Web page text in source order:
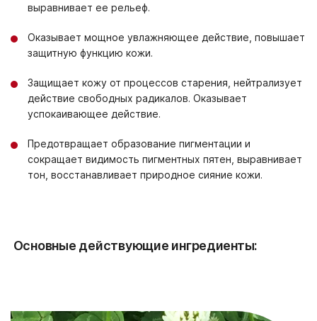
GLUCOSIDE, HYDROXYETHYLCELLULOSE, CARBOMER, POTASSIUM
EUGENOL, HYDROXYCITRONELLAL, BENZYL SALICYLATE,
COUMARIN, LINALOOL, BENZYL BENZOATE, LIMONENE, ALPHA-
ISOMETHYL IONONE, DISODIUM PHOSPHATE, CITRIC ACID,
SEED OIL
выравнивает ее рельеф.
Оказывает мощное увлажняющее действие, повышает
защитную функцию кожи.
Защищает кожу от процессов старения, нейтрализует
действие свободных радикалов. Оказывает
успокаивающее действие.
Предотвращает образование пигментации и
сокращает видимость пигментных пятен, выравнивает
тон, восстанавливает природное сияние кожи.
Основные действующие ингредиенты: